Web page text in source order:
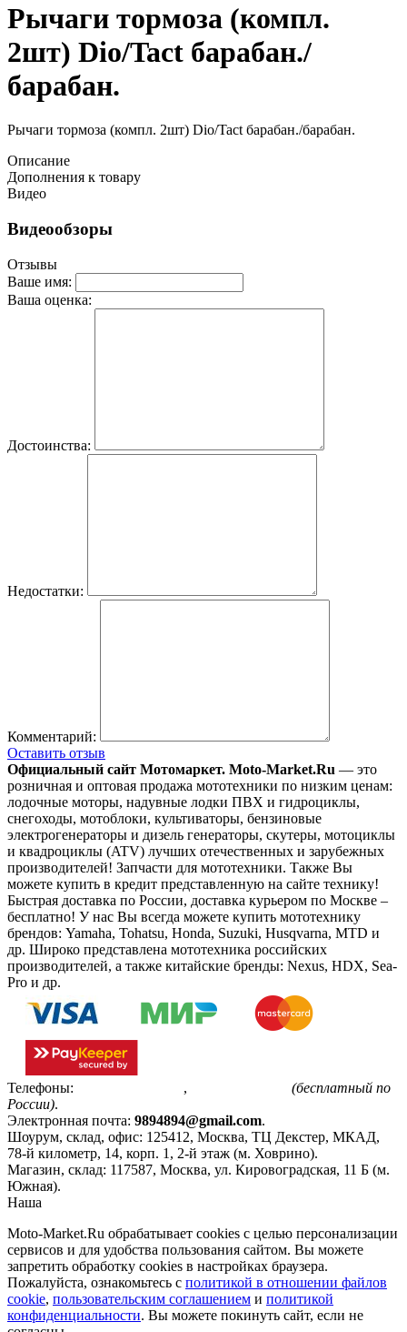
Рычаги тормоза (компл.
2шт) Dio/Tact барабан./
барабан.
Рычаги тормоза (компл. 2шт) Dio/Tact барабан./барабан.
Описание
Дополнения к товару
Видео
Видеообзоры
Отзывы
Ваше имя:
Ваша оценка:
Достоинства:
Недостатки:
Комментарий:
Оставить отзыв
Официальный сайт Мотомаркет. Moto-Market.Ru — это
розничная и оптовая продажа мототехники по низким ценам:
лодочные моторы, надувные лодки ПВХ и гидроциклы,
снегоходы, мотоблоки, культиваторы, бензиновые
электрогенераторы и дизель генераторы, скутеры, мотоциклы
и квадроциклы (ATV) лучших отечественных и зарубежных
производителей! Запчасти для мототехники. Также Вы
можете купить в кредит представленную на сайте технику!
Быстрая доставка по России, доставка курьером по Москве –
бесплатно! У нас Вы всегда можете купить мототехнику
брендов: Yamaha, Tohatsu, Honda, Suzuki, Husqvarna, MTD и
др. Широко представлена мототехника российских
производителей, а также китайские бренды: Nexus, HDX, Sea-
Pro и др.
Телефоны: ,
(бесплатный по
России).
Электронная почта: 9894894@gmail.com.
Шоурум, склад, офис: 125412, Москва, ТЦ Декстер, МКАД,
78-й километр, 14, корп. 1, 2-й этаж (м. Ховрино).
Магазин, склад: 117587, Москва, ул. Кировоградская, 11 Б (м.
Южная).
Наша
Moto-Market.Ru обрабатывает сookies с целью персонализации
сервисов и для удобства пользования сайтом. Вы можете
запретить обработку сookies в настройках браузера.
Пожалуйста, ознакомьтесь с политикой в отношении файлов
cookie, пользовательским соглашением и политикой
конфиденциальности. Вы можете покинуть сайт, если не